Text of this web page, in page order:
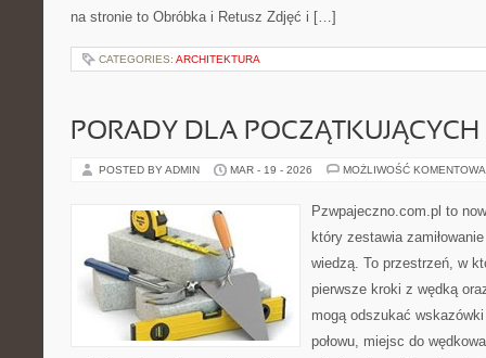
na stronie to Obróbka i Retusz Zdjęć i […]
CATEGORIES: ARCHITEKTURA
PORADY DLA POCZĄTKUJĄCYCH
POSTED BY ADMIN MAR - 19 - 2026 MOŻLIWOŚĆ
Pzwpajeczno.com.pl to
który zestawia
wiedzą. To przestrzeń, w
pierwsze kroki z wędką
mogą odszukać
połowu, miejsc do